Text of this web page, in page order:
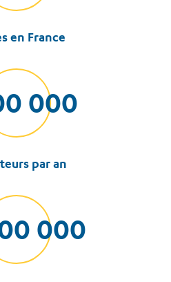
en France
000
par an
000